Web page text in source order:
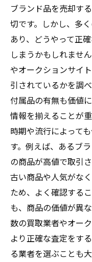
ブランド品を売却す
切です。しかし、多
あり、どうやって正
しまうかもしれませ
やオークションサイ
引されているかを調
付属品の有無も価値
情報を揃えることが
時期や流行によって
す。例えば、あるブ
の商品が高値で取引
古い商品や人気がな
ため、よく確認する
も、商品の価値が異
数の買取業者やオー
より正確な査定をす
る業者を選ぶことも